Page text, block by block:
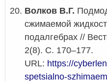
Волков В.Г.
сжимаемой
подалгебрах //
2(8). С. 170–177.
URL: https://
spetsialno-